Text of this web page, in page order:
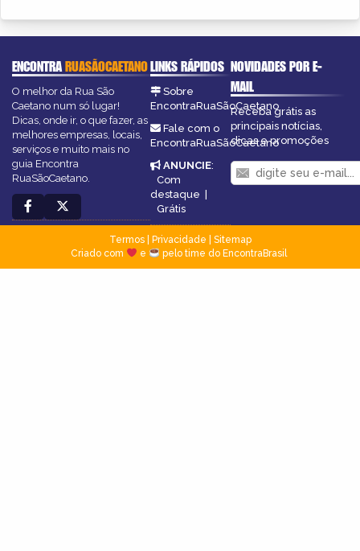
ENCONTRARUASÃOCAETANO
O melhor da Rua São
Caetano num só lugar!
Dicas, onde ir, o que fazer, as
melhores empresas, locais,
serviços e muito mais no
guia Encontra
RuaSãoCaetano.
LINKS RÁPIDOS
Sobre
EncontraRuaSãoCaetano
Fale com o
EncontraRuaSãoCaetano
ANUNCIE:
Com
destaque |
Grátis
NOVIDADES POR E-
MAIL
Receba grátis as
principais notícias,
dicas e promoções
Termos| Privacidade
Sitemap
Criado com
e pelo time do EncontraBrasil